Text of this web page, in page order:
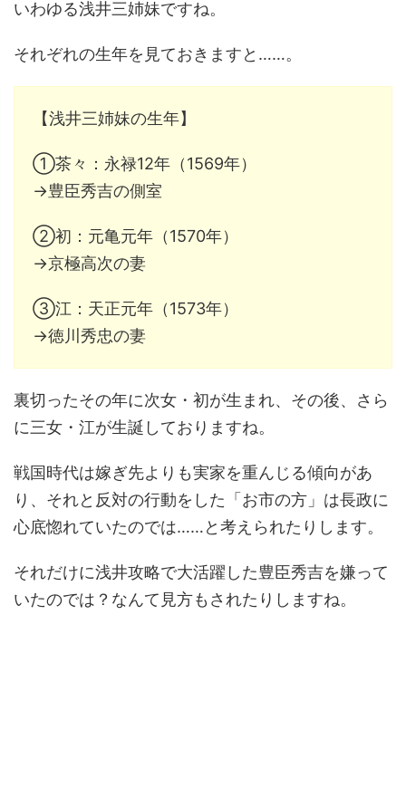
いわゆる浅井三姉妹ですね。
それぞれの生年を見ておきますと……。
【浅井三姉妹の生年】
①茶々：永禄12年（1569年）
→豊臣秀吉の側室
②初：元亀元年（1570年）
→京極高次の妻
③江：天正元年（1573年）
→徳川秀忠の妻
裏切ったその年に次女・初が生まれ、その後、さら
に三女・江が生誕しておりますね。
戦国時代は嫁ぎ先よりも実家を重んじる傾向があ
り、それと反対の行動をした「お市の方」は長政に
心底惚れていたのでは……と考えられたりします。
それだけに浅井攻略で大活躍した豊臣秀吉を嫌って
いたのでは？なんて見方もされたりしますね。